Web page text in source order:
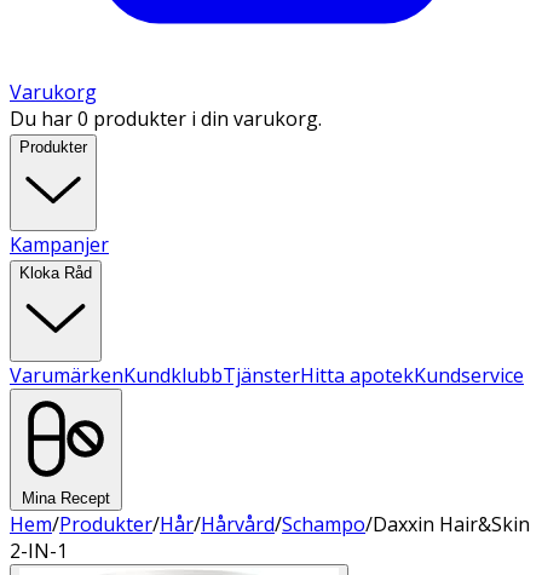
Varukorg
Du har 0 produkter i din varukorg.
Produkter
Kampanjer
Kloka Råd
VarumärkenKundklubbTjänsterHitta apotekKundservice
Mina Recept
Hem/Produkter/Hår/Hårvård/Schampo/Daxxin Hair&Skin
2-IN-1